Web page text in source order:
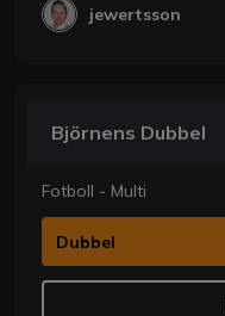
jewertsson
Björnens Dubbel
Fotboll - Multi
Dubbel